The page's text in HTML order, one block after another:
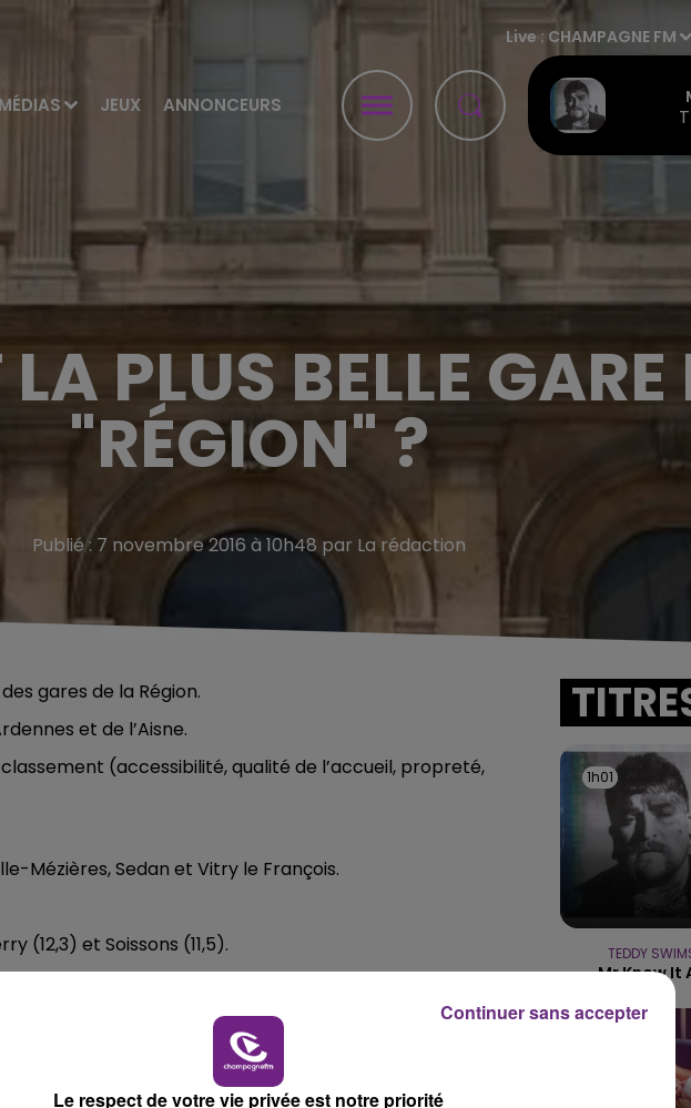
MÉDIAS JEUX ANNONCEURS
Live : CHAMPAGNE FM
10h00 -
LE TICKET
LA PLUS BELLE
"RÉGION" ?
Publié : 7 novembre 2016 à 10h48 par La rédaction
gares de la Région.
et de l’Aisne.
(accessibilité, qualité de l’accueil, propreté,
Mézières, Sedan et Vitry le François.
(12,3) et Soissons (11,5).
1h01
1h01
TEDDY
Mr Know It
Le respect de votre vie privée est notre priorité
Continuer sans accepter